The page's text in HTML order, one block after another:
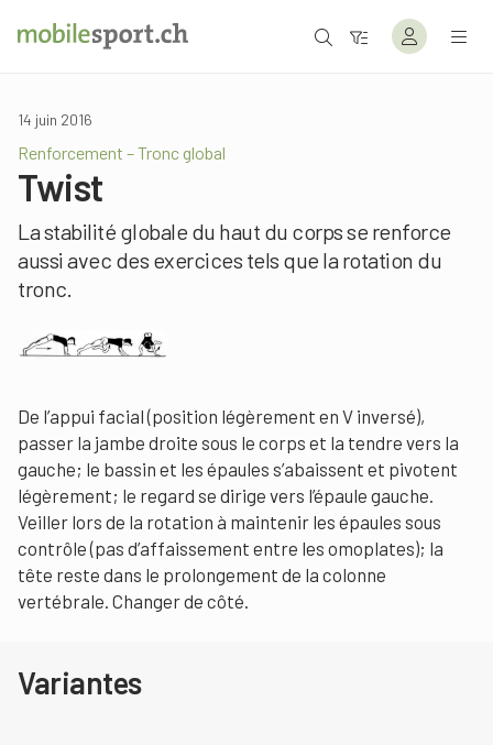
14 juin 2016
Renforcement – Tronc global
Twist
La stabilité globale du haut du corps se renforce
aussi avec des exercices tels que la rotation du
tronc.
De l’appui facial (position légèrement en V inversé),
passer la jambe droite sous le corps et la tendre vers la
gauche; le bassin et les épaules s’abaissent et pivotent
légèrement; le regard se dirige vers l’épaule gauche.
Veiller lors de la rotation à maintenir les épaules sous
contrôle (pas d’affaissement entre les omoplates); la
tête reste dans le prolongement de la colonne
vertébrale. Changer de côté.
Variantes